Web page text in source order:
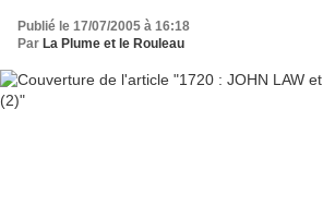
Publié le 17/07/2005 à 16:18
Par La Plume et le Rouleau